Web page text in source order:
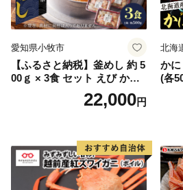
愛知県小牧市
【ふるさと納税】釜めし 約 5
00ｇ × 3食 セット えび かに
海のめぐみ 老舗 急速冷凍 レ
ンチン 時短 簡単調理 食品 加
せグルメ 愛知県 小牧市 送料
無料
22,000円
北海
か
(各